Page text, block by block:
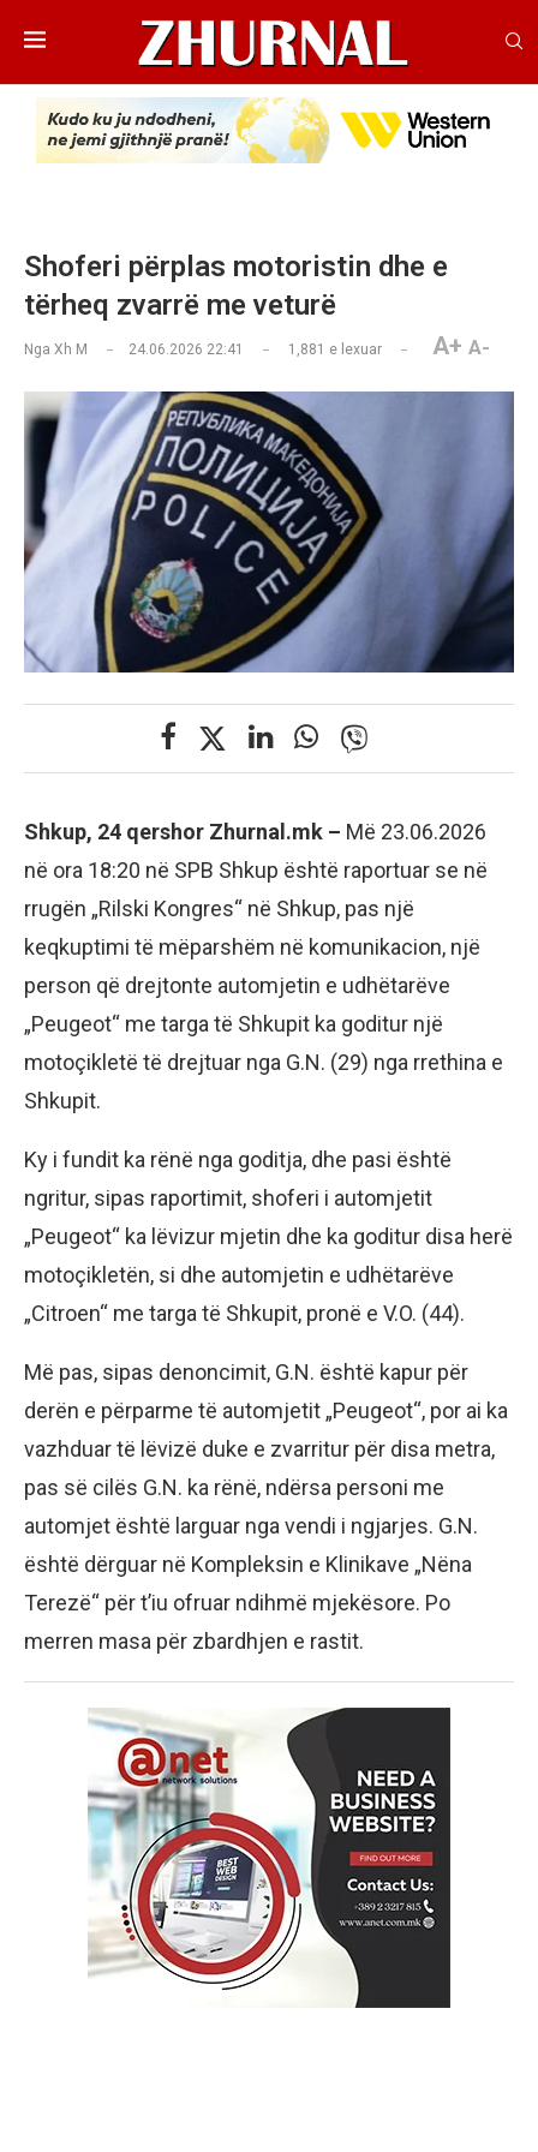
Shoferi përplas motoristin dhe e
tërheq zvarrë me veturë
Nga Xh M 24.06.2026 22:41 1,881 e lexuar A+ A-
Shkup, 24 qershor Zhurnal.mk – Më 23.06.2026
në ora 18:20 në SPB Shkup është raportuar se në
rrugën „Rilski Kongres“ në Shkup, pas një
keqkuptimi të mëparshëm në komunikacion, një
person që drejtonte automjetin e udhëtarëve
„Peugeot“ me targa të Shkupit ka goditur një
motoçikletë të drejtuar nga G.N. (29) nga rrethina e
Shkupit.
Ky i fundit ka rënë nga goditja, dhe pasi është
ngritur, sipas raportimit, shoferi i automjetit
„Peugeot“ ka lëvizur mjetin dhe ka goditur disa herë
motoçikletën, si dhe automjetin e udhëtarëve
„Citroen“ me targa të Shkupit, pronë e V.O. (44).
​Më pas, sipas denoncimit, G.N. është kapur për
derën e përparme të automjetit „Peugeot“, por ai ka
vazhduar të lëvizë duke e zvarritur për disa metra,
pas së cilës G.N. ka rënë, ndërsa personi me
automjet është larguar nga vendi i ngjarjes. G.N.
është dërguar në Kompleksin e Klinikave „Nëna
Terezë“ për t’iu ofruar ndihmë mjekësore. Po
merren masa për zbardhjen e rastit.